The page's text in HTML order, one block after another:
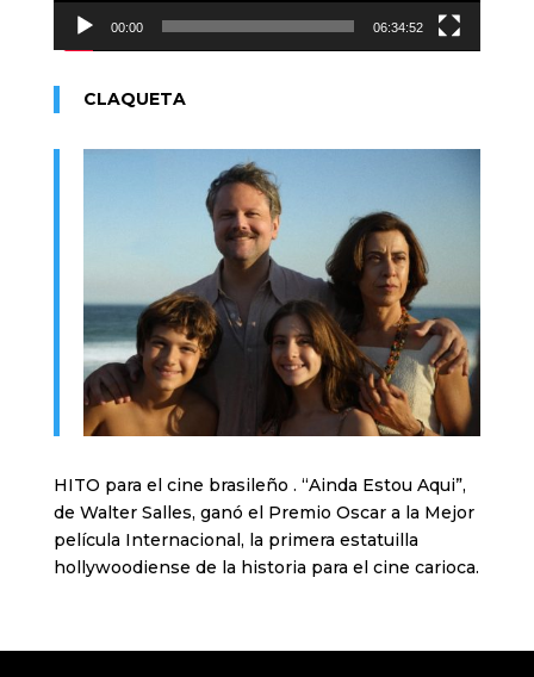
00:00 06:34:52
CLAQUETA
HITO para el cine brasileño . “Ainda Estou Aqui”,
de Walter Salles, ganó el Premio Oscar a la Mejor
película Internacional, la primera estatuilla
hollywoodiense de la historia para el cine carioca.